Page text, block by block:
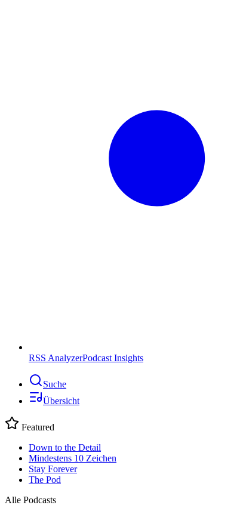
RSS AnalyzerPodcast Insights
Suche
Übersicht
Featured
Down to the Detail
Mindestens 10 Zeichen
Stay Forever
The Pod
Alle Podcasts